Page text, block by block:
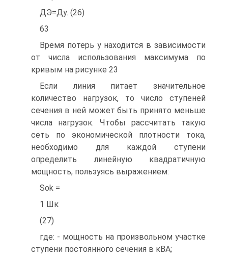
ДЭ=Ду. (26)
63
Время потерь у находится в зависимости
от числа использования максимума по
кривым на рисунке 23
Если линия питает значительное
количество нагрузок, то число ступеней
сечения в ней может быть принято меньше
числа нагрузок. Чтобы рассчитать такую
сеть по экономической плотности тока,
необходимо для каждой ступени
определить линейную квадратичную
мощность, пользуясь выражением:
Sok =
1 Шк
(27)
где: - мощность на произвольном участке
ступени постоянного сечения в кВА;